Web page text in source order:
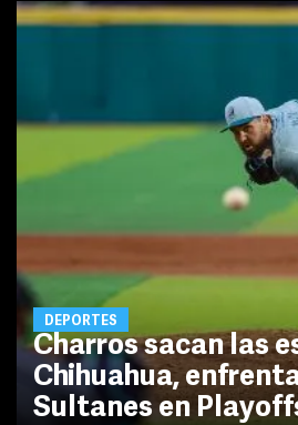
DEPORTES
Charros sacan las
Chihuahua,
Sultanes en